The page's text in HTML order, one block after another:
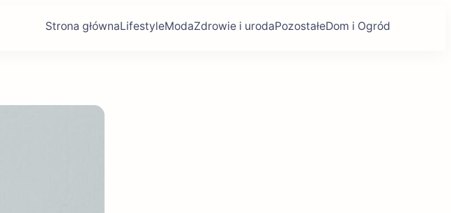
Strona głównaLifestyleModaZdrowie i urodaPozostałeDom i Ogród